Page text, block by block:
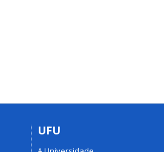
UFU